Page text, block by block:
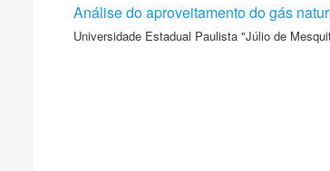
Análise do aproveitamento do gás
Universidade Estadual Paulista "Júlio de